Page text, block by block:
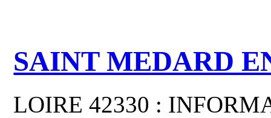
SAINT MEDARD
LOIRE 42330 :